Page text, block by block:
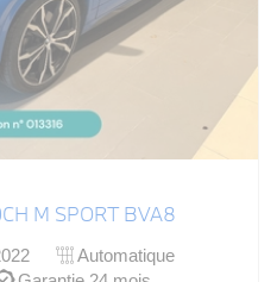
M SPORT BVA8
Automatique